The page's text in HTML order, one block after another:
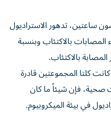
ساعتين، تدهور الاستراديول
المصابات بالاكتئاب وبنسبة
كلتا المجموعتين قادرة
صحية، فإن شيئاً ما كان
في بيئة الميكروبيوم.